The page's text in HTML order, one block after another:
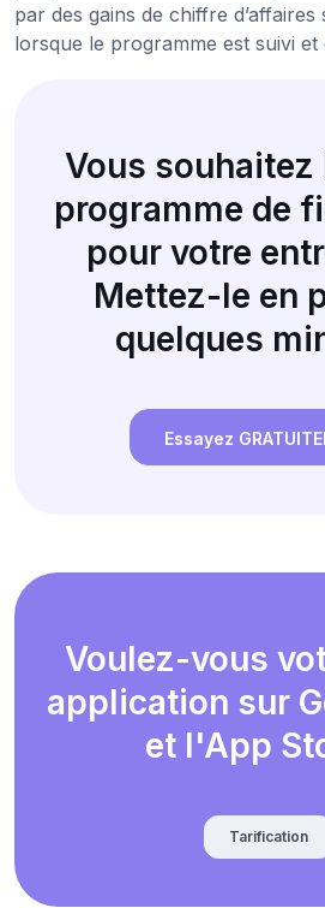
par des gains de chiffre
lorsque le programme est suivi et
Vous souhaitez
programme de
pour votre
Mettez-le en
quelques
Essayez
Voulez-vous
application sur
et l'App
Tarification